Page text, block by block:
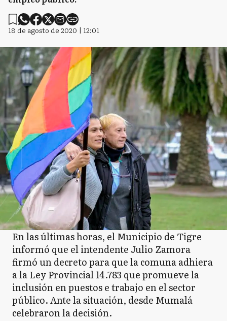
18 de agosto de 2020 | 12:01
En las últimas horas, el Municipio de Tigre
informó que el intendente Julio Zamora
firmó un decreto para que la comuna adhiera
a la Ley Provincial 14.783 que promueve la
inclusión en puestos e trabajo en el sector
público. Ante la situación, desde Mumalá
celebraron la decisión.